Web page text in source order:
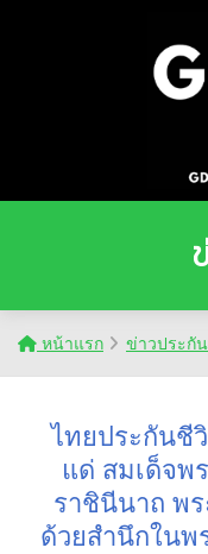
หน้าแรก ข่าวประกั
ไทยประกันชี
แด่ สมเด็จพ
ราชินีนาถ พ
ด้วยสำนึกใน